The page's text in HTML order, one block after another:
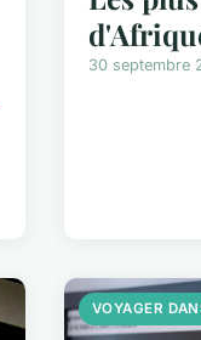
30 septembre
VOYAGER